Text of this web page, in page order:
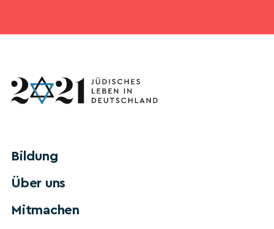
Bildung
Über uns
Mitmachen